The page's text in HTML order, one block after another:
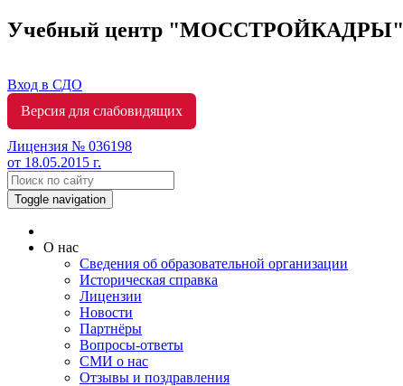
Учебный центр "МОССТРОЙКАДРЫ"
Вход в СДО
Версия для слабовидящих
Лицензия № 036198
от 18.05.2015 г.
Toggle navigation
О нас
Сведения об образовательной организации
Историческая справка
Лицензии
Новости
Партнёры
Вопросы-ответы
СМИ о нас
Отзывы и поздравления